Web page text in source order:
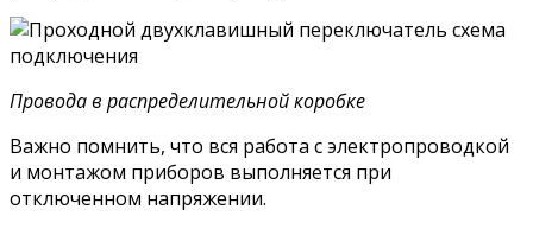
Провода в распределительной коробке
Важно помнить, что вся работа с электропроводкой
и монтажом приборов выполняется при
отключенном напряжении.